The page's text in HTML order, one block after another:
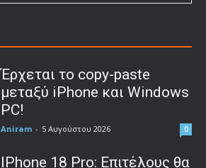
Έρχεται το copy-paste
μεταξύ iPhone και Windows
PC!
Aniram - 5 Αυγούστου 2026 0
IPhone 18 Pro: Επιτέλους θα